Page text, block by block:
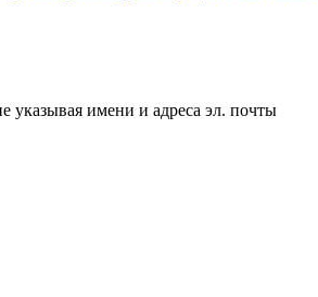
указывая имени и адреса эл. почты